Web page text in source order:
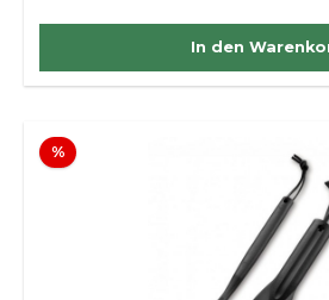
In den
%Rabatt